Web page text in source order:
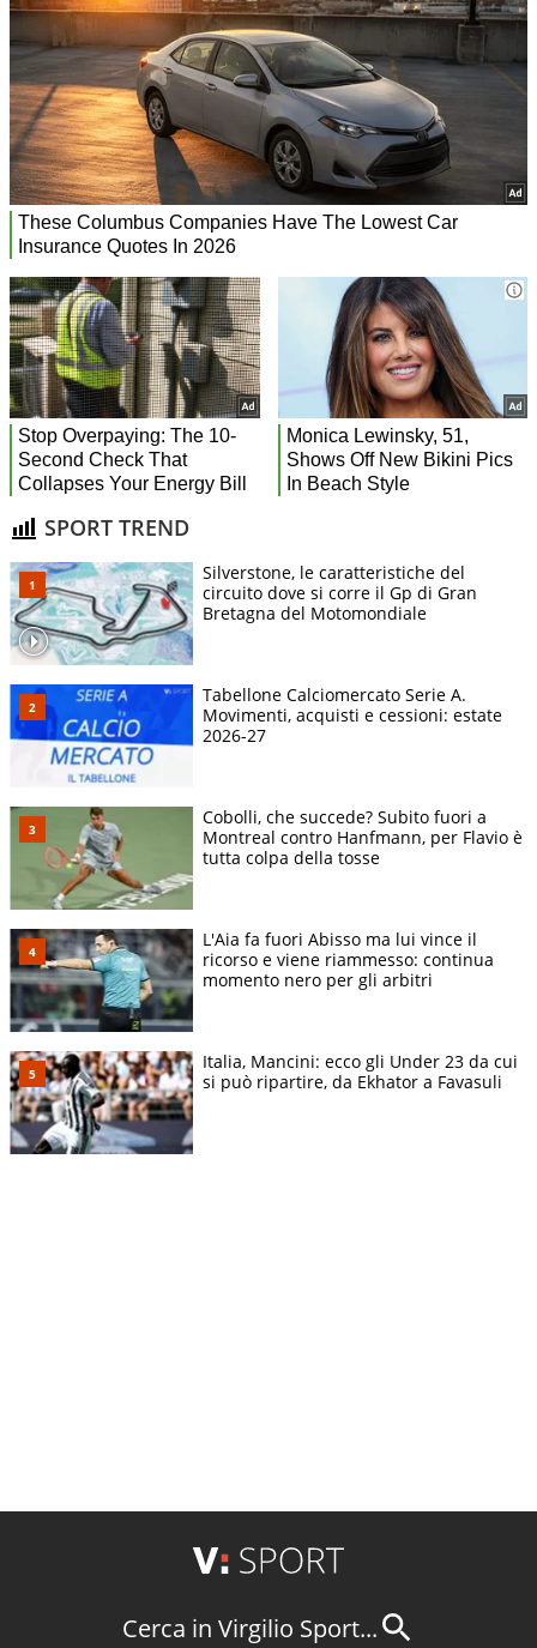
SPORT TREND
Silverstone, le caratteristiche del
circuito dove si corre il Gp di Gran
Bretagna del Motomondiale
Tabellone Calciomercato Serie A.
Movimenti, acquisti e cessioni: estate
2026-27
Cobolli, che succede? Subito fuori a
Montreal contro Hanfmann, per Flavio è
tutta colpa della tosse
L'Aia fa fuori Abisso ma lui vince il
ricorso e viene riammesso: continua
momento nero per gli arbitri
Italia, Mancini: ecco gli Under 23 da cui
si può ripartire, da Ekhator a Favasuli
Cerca in Virgilio Sport...